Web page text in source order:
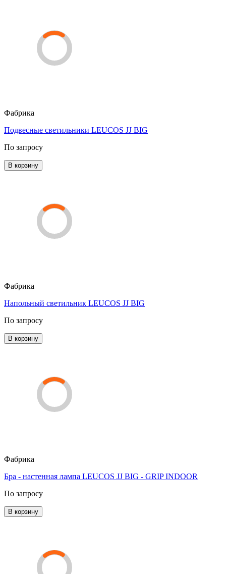
Фабрика
Подвесные светильники LEUCOS JJ BIG
По запросу
В корзину
Фабрика
Напольный светильник LEUCOS JJ BIG
По запросу
В корзину
Фабрика
Бра - настенная лампа LEUCOS JJ BIG - GRIP INDOOR
По запросу
В корзину